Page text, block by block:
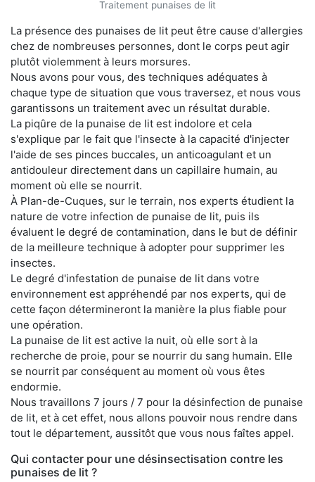
Traitement punaises de lit
La présence des punaises de lit peut être cause d'allergies
chez de nombreuses personnes, dont le corps peut agir
plutôt violemment à leurs morsures.
Nous avons pour vous, des techniques adéquates à
chaque type de situation que vous traversez, et nous vous
garantissons un traitement avec un résultat durable.
La piqûre de la punaise de lit est indolore et cela
s'explique par le fait que l'insecte à la capacité d'injecter
l'aide de ses pinces buccales, un anticoagulant et un
antidouleur directement dans un capillaire humain, au
moment où elle se nourrit.
À Plan-de-Cuques, sur le terrain, nos experts étudient la
nature de votre infection de punaise de lit, puis ils
évaluent le degré de contamination, dans le but de définir
de la meilleure technique à adopter pour supprimer les
insectes.
Le degré d'infestation de punaise de lit dans votre
environnement est appréhendé par nos experts, qui de
cette façon détermineront la manière la plus fiable pour
une opération.
La punaise de lit est active la nuit, où elle sort à la
recherche de proie, pour se nourrir du sang humain. Elle
se nourrit par conséquent au moment où vous êtes
endormie.
Nous travaillons 7 jours / 7 pour la désinfection de punaise
de lit, et à cet effet, nous allons pouvoir nous rendre dans
tout le département, aussitôt que vous nous faîtes appel.
Qui contacter pour une désinsectisation contre les
punaises de lit ?